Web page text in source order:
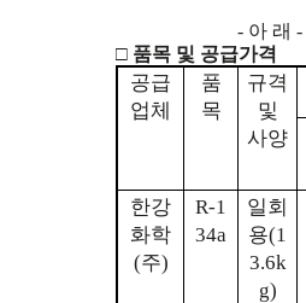
- 아 래 -
□ 품목 및 공급가격
공급
업체
품
목
규격
및
사양
한강
화학
(주)
R-1
34a
일회
용(1
3.6k
g)